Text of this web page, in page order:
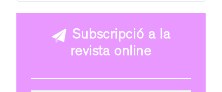
Subscripció a la
revista online